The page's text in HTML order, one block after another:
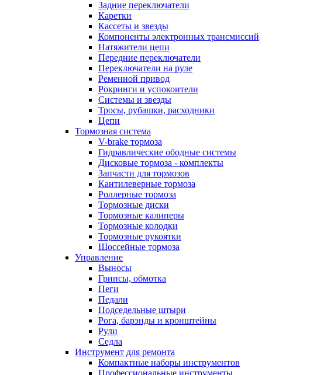
Задние переключатели
Каретки
Кассеты и звезды
Компоненты электронных трансмиссий
Натяжители цепи
Передние переключатели
Переключатели на руле
Ременной привод
Рокринги и успокоители
Системы и звезды
Тросы, рубашки, расходники
Цепи
Тормозная система
V-brake тормоза
Гидравлические ободные системы
Дисковые тормоза - комплекты
Запчасти для тормозов
Кантилеверные тормоза
Роллерные тормоза
Тормозные диски
Тормозные калиперы
Тормозные колодки
Тормозные рукоятки
Шоссейные тормоза
Управление
Выносы
Грипсы, обмотка
Пеги
Педали
Подседельные штыри
Рога, барэнды и кронштейны
Рули
Седла
Инструмент для ремонта
Компактные наборы инструментов
Профессиональные инструменты